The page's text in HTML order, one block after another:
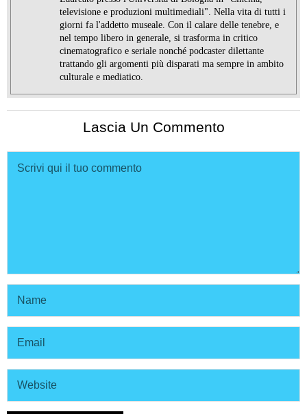
televisione e produzioni multimediali". Nella vita di tutti i
giorni fa l'addetto museale. Con il calare delle tenebre, e
nel tempo libero in generale, si trasforma in critico
cinematografico e seriale nonché podcaster dilettante
trattando gli argomenti più disparati ma sempre in ambito
culturale e mediatico.
Lascia Un Commento